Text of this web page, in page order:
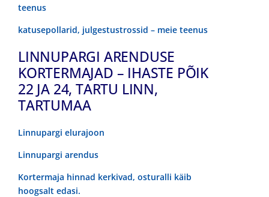
teenus
katusepollarid, julgestustrossid – meie teenus
LINNUPARGI ARENDUSE
KORTERMAJAD – IHASTE PÕIK
22 JA 24, TARTU LINN,
TARTUMAA
Linnupargi elurajoon
Linnupargi arendus
Kortermaja hinnad kerkivad, osturalli käib
hoogsalt edasi.